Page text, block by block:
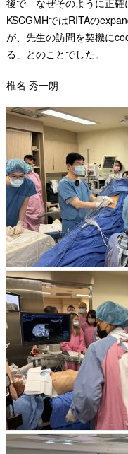
後で「なぜそのように正
KSCGMHではRITAの
が、先生の訪問を契機に
る」とのことでした。
椎名 秀一朗